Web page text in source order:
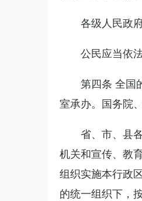
各级人民政
公民应当依
第四条 全国
室承办。国务院
省、市、县
机关和宣传、教
组织实施本行政
的统一组织下，